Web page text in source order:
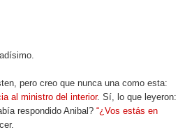
pero creo que nunca una como esta:
al ministro del interior. Sí, lo que leyeron:
respondido Anibal? “¿Vos estás en